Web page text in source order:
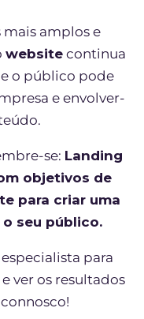
mais amplos e
websitecontinua
o público pode
e envolver-
se: Landing
objetivos de
para criar uma
seu público.
para
ver os resultados